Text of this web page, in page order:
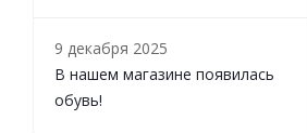
9 декабря 2025
В нашем магазине появилась
обувь!